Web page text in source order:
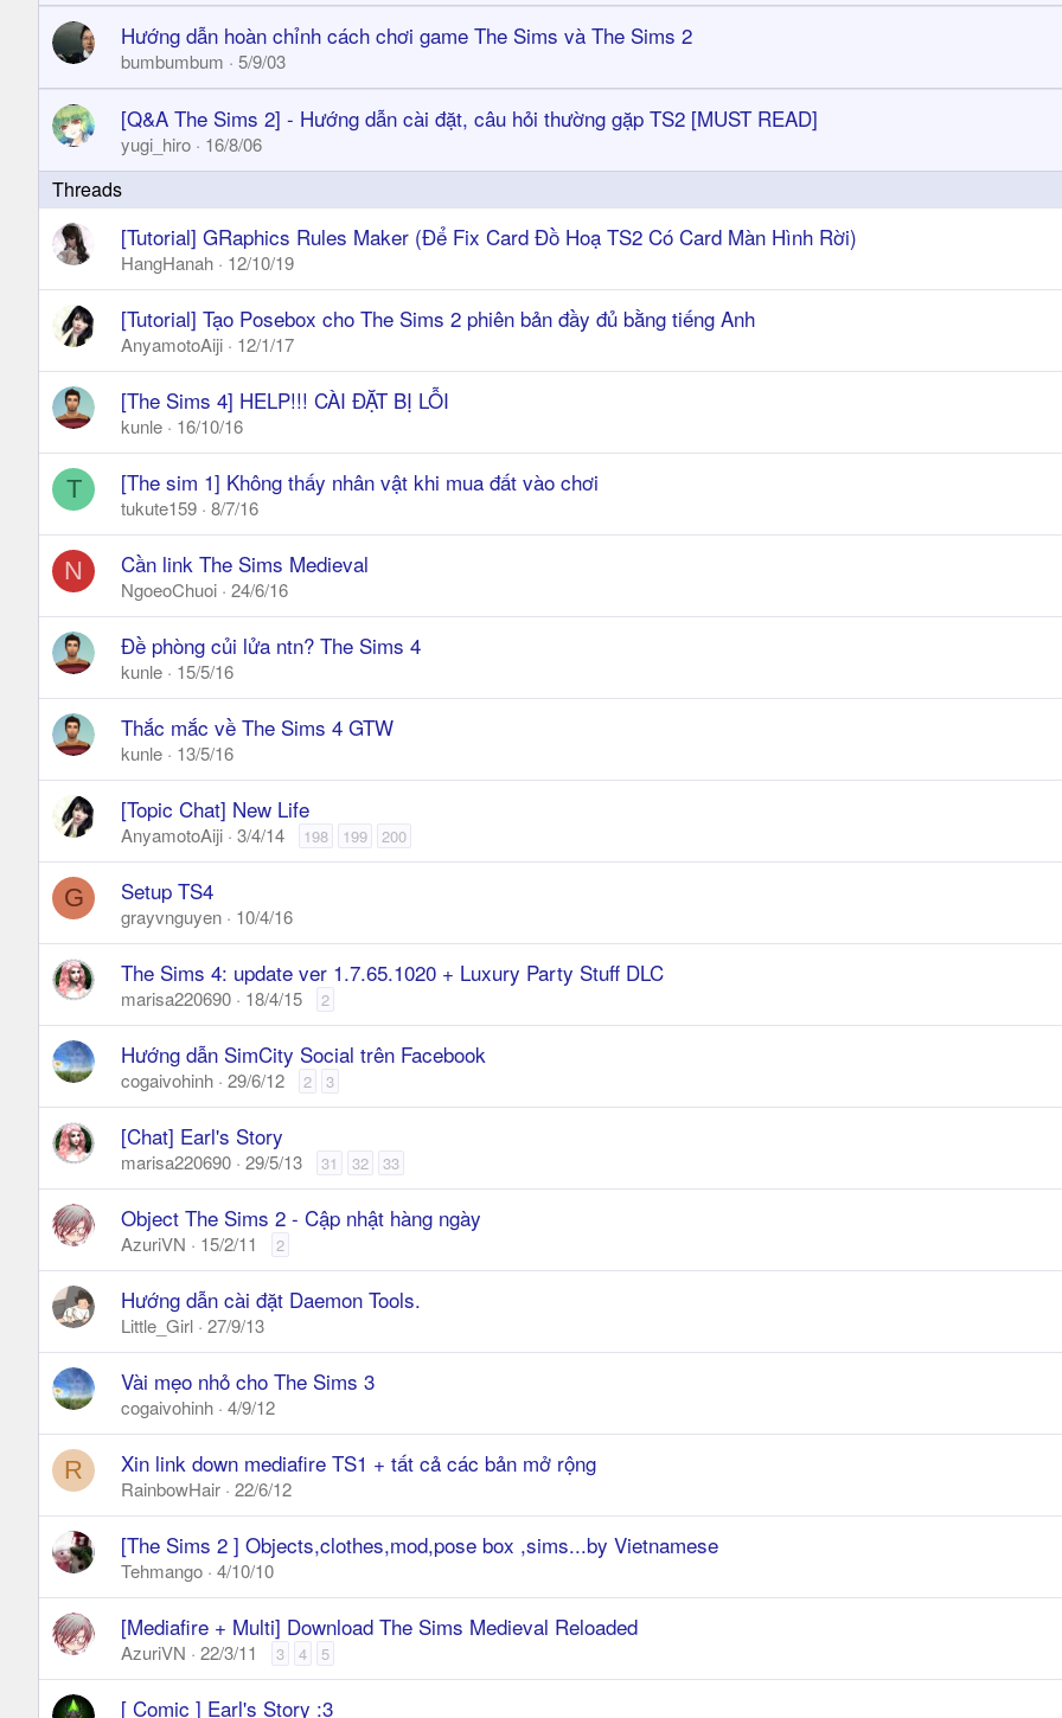
Hướng dẫn hoàn chỉnh cách chơi game The Sims và The Sims 2
bumbumbum 5/9/03
[Q&A The Sims 2] - Hướng dẫn cài đặt, câu hỏi thường gặp TS2 [MUST READ]
yugi_hiro 16/8/06
[Tutorial] GRaphics Rules Maker (Để Fix Card Đồ Hoạ TS2 Có Card Màn Hình Rời)
HangHanah 12/10/19
[Tutorial] Tạo Posebox cho The Sims 2 phiên bản đầy đủ bằng tiếng Anh
AnyamotoAiji 12/1/17
[The Sims 4] HELP!!! CÀI ĐẶT BỊ LỖI
kunle 16/10/16
T [The sim 1] Không thấy nhân vật khi mua đất vào chơi
tukute159 8/7/16
N Cần link The Sims Medieval
NgoeoChuoi 24/6/16
Đề phòng củi lửa ntn? The Sims 4
kunle 15/5/16
Thắc mắc về The Sims 4 GTW
kunle 13/5/16
[Topic Chat] New Life
AnyamotoAiji 3/4/14 198 199 200
G Setup TS4
grayvnguyen 10/4/16
The Sims 4: update ver 1.7.65.1020 + Luxury Party Stuff DLC
marisa220690 18/4/15 2
Hướng dẫn SimCity Social trên Facebook
cogaivohinh 29/6/12 2 3
[Chat] Earl's Story
marisa220690 29/5/13 31 32 33
Object The Sims 2 - Cập nhật hàng ngày
AzuriVN 15/2/11 2
Hướng dẫn cài đặt Daemon Tools.
Little_Girl 27/9/13
Vài mẹo nhỏ cho The Sims 3
cogaivohinh 4/9/12
R Xin link down mediafire TS1 + tất cả các bản mở rộng
RainbowHair 22/6/12
[The Sims 2 ] Objects,clothes,mod,pose box ,sims...by Vietnamese
Tehmango 4/10/10
[Mediafire + Multi] Download The Sims Medieval Reloaded
AzuriVN 22/3/11 3 4 5
[ Comic ] Earl's Story :3